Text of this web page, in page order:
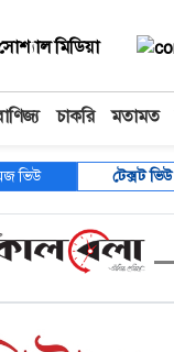
মিডিয়া
চাকরি মতামত
১০ভিউ টেক্সট ভিউ